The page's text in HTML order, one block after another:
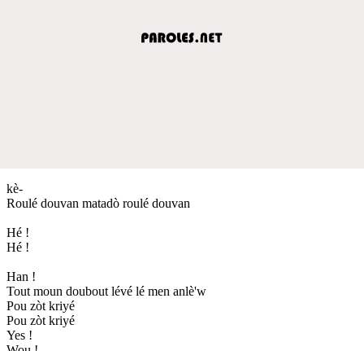
kè-
Roulé douvan matadò roulé douvan
Hé !
Hé !
Han !
Tout moun doubout lévé lé men anlè'w
Pou zòt kriyé
Pou zòt kriyé
Yes !